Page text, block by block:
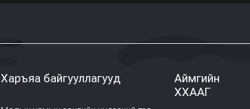
Харъяа байгууллагууд
Аймгийн
ХХААГ